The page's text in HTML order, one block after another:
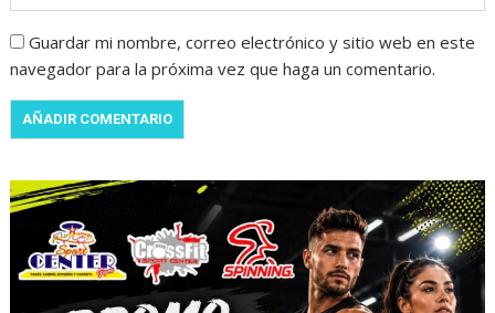
Guardar mi nombre, correo electrónico y sitio web en este
navegador para la próxima vez que haga un comentario.